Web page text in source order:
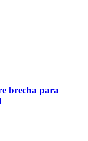
brecha para